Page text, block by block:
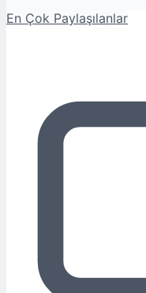
En Çok Paylaşılanlar